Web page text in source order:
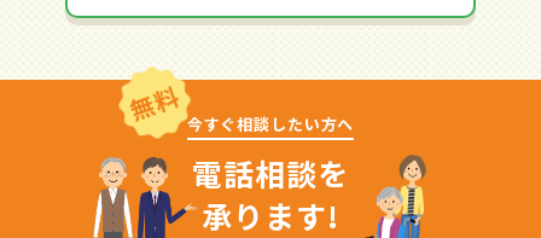
無料 今すぐ相談したい方へ
電話相談を
承ります!